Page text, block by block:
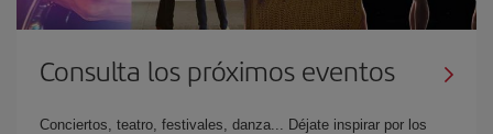
Consulta los próximos eventos
Conciertos, teatro, festivales, danza... Déjate inspirar por los